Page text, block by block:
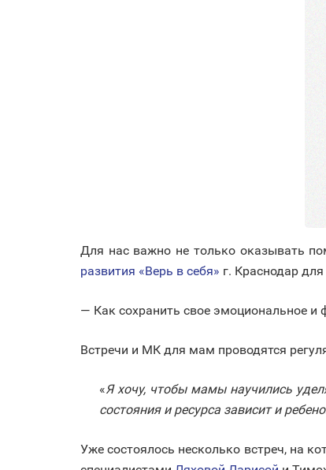
Для нас важно не только оказывать
развития «Верь в себя» г. Краснодар
— Как сохранить свое эмоциональное и
Встречи и МК для мам проводятся
«Я хочу, чтобы мамы научились
состояния и ресурса зависит и
Уже состоялось несколько встреч, на